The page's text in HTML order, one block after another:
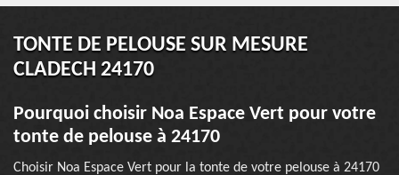
TONTE DE PELOUSE SUR MESURE
CLADECH 24170
Pourquoi choisir Noa Espace Vert pour votre
tonte de pelouse à 24170
Choisir Noa Espace Vert pour la tonte de votre pelouse à 24170